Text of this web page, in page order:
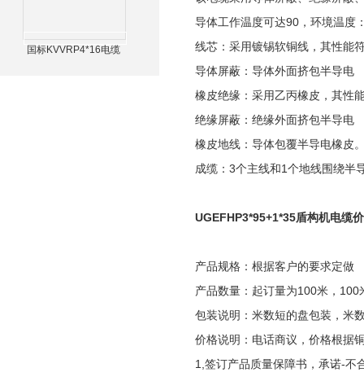
国标KVVRP4*16电缆
导体工作温度可达90，环境温
线芯：采用镀锡软铜线，其性能
导体屏蔽：导体外面挤包半导电
橡皮绝缘：采用乙丙橡皮，其
绝缘屏蔽：绝缘外面挤包半导电
橡皮地线：导体包覆半导电橡皮
成缆：3个主线和1个地线围绕半
UGEFHP3*95+1*35盾构机电缆
产品规格：根据客户的要求定做
产品数量：起订量为100米，100
包装说明：米数短的盘包装，米
价格说明：电话商议，价格根据
1,签订产品质量保障书，承诺-不